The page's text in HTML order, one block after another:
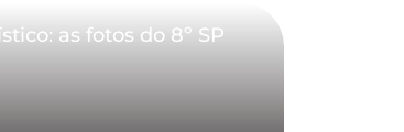
as fotos do 8º SP